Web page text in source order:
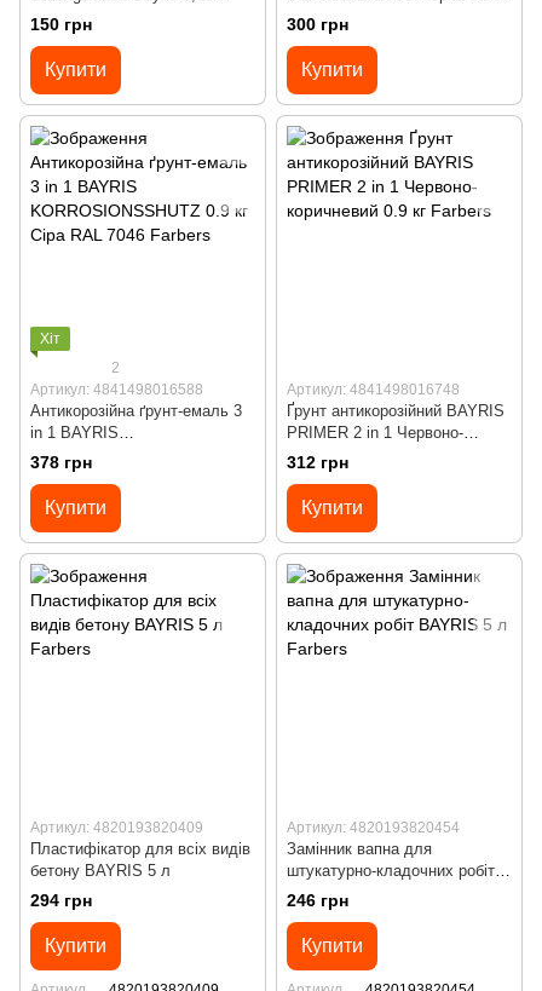
150 грн
Купити
300 грн
Купити
Хіт
2
Артикул: 4841498016588
Антикорозійна ґрунт-емаль 3
in 1 BAYRIS
KORROSIONSSHUTZ 0.9 кг
Сіра RAL 7046
378 грн
Купити
Артикул: 4841498016748
Ґрунт антикорозійний BAYRIS
PRIMER 2 in 1 Червоно-
коричневий 0.9 кг
312 грн
Купити
Артикул: 4820193820409
Пластифікатор для всіх видів
бетону BAYRIS 5 л
294 грн
Купити
Артикул: 4820193820454
Замінник вапна для
штукатурно-кладочних робіт
BAYRIS 5 л
246 грн
Купити